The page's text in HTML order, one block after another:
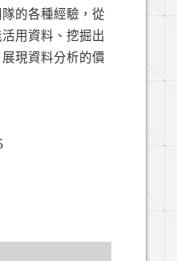
的各種經驗，從
用資料、挖掘出
現資料分析的價